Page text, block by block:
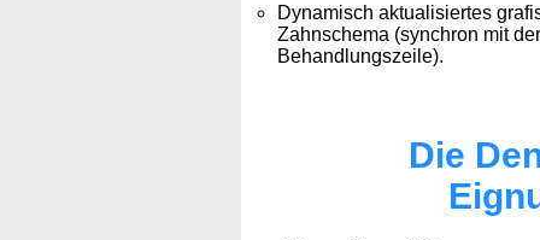
Dynamisch aktualisiertes
Zahnschema (synchron mit
Behandlungszeile).
Die